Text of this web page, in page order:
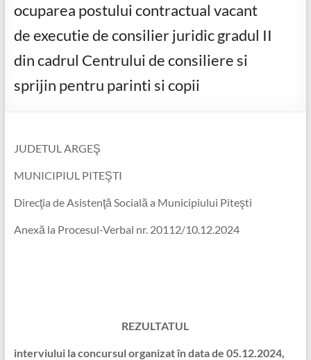
ocuparea postului contractual vacant
de executie de consilier juridic gradul II
din cadrul Centrului de consiliere si
sprijin pentru parinti si copii
JUDETUL ARGEŞ
MUNICIPIUL PITEŞTI
Direcţia de Asistenţă Socială a Municipiului Piteşti
Anexă la Procesul-Verbal nr. 20112/10.12.2024
REZULTATUL
interviului la concursulorganizat în data de 05.12.2024,